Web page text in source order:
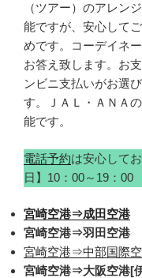
（ツアー）のアレン
能ですが、安心して
めです。コーデイネ
お答え致します。お
ンビニ支払いがお選
す。ＪＡＬ・ＡＮＡ
能です。
電話予約は安心して
日】10：00～19：00
宮崎空港⇒成田空港
宮崎空港⇒羽田空港
宮崎空港⇒中部国際
宮崎空港⇒大阪空港[